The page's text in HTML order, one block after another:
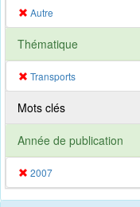
Autre
Thématique
Transports
Mots clés
Année de publication
2007